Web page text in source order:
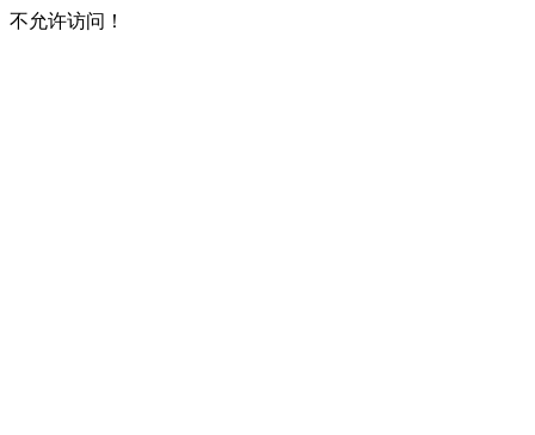
不允许访问！